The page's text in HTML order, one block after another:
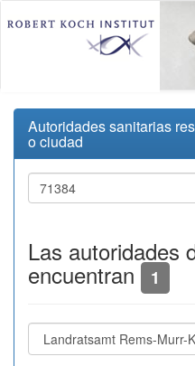
Autoridades sanitarias
o ciudad
Las autoridades
encuentran 1